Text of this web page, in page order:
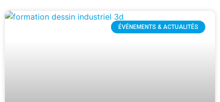
ÉVÉNEMENTS & ACTUALITÉS